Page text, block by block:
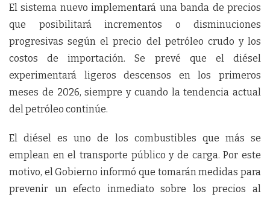
El sistema nuevo implementará una banda de precios
que posibilitará incrementos o disminuciones
progresivas según el precio del petróleo crudo y los
costos de importación. Se prevé que el diésel
experimentará ligeros descensos en los primeros
meses de 2026, siempre y cuando la tendencia actual
del petróleo continúe.
El diésel es uno de los combustibles que más se
emplean en el transporte público y de carga. Por este
motivo, el Gobierno informó que tomarán medidas para
prevenir un efecto inmediato sobre los precios al